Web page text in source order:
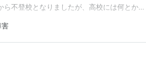
不登校となりましたが、高校には何とか入
る福祉事業所に通いました。数年が経ち、
へ…
害